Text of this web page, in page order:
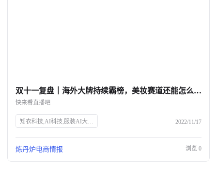
双十一复盘｜海外大牌持续霸榜，美妆赛道还能怎么玩？-杭州知衣科技
快来看直播吧
知衣科技,AI科技,服装AI大数据,双十一,美妆行业,数据洞察,电商直播,炼丹炉Talk,张杨,解数咨询,电商趋势,GMV分析,市场变化,品牌增长,获客成本,未来趋势 2022/11/17
炼丹炉电商情报 浏览 0